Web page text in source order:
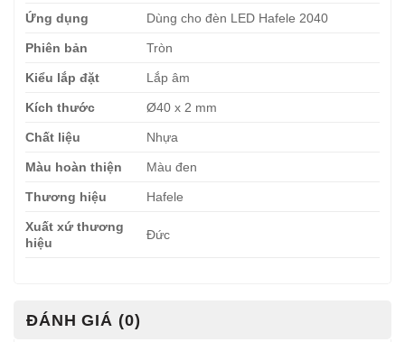
Ứng dụng Dùng cho đèn LED Hafele 2040
Phiên bản Tròn
Kiểu lắp đặt Lắp âm
Kích thước Ø40 x 2 mm
Chất liệu Nhựa
Màu hoàn thiện Màu đen
Thương hiệu Hafele
Xuất xứ thương
hiệu
Đức
ĐÁNH GIÁ (0)